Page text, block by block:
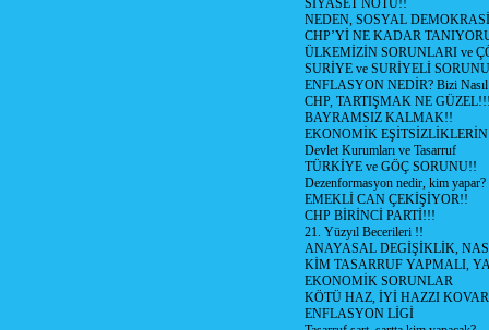
SİYASET NOTU!!
NEDEN, SOSYAL
CHP’Yİ NE KADAR
ÜLKEMİZİN SORUNLARI ve
SURİYE ve SURİYELİ
ENFLASYON NEDİR? Bizi
CHP, TARTIŞMAK NE
BAYRAMSIZ KALMAK!!
EKONOMİK
Devlet Kurumları ve Tasarruf
TÜRKİYE ve GÖÇ SORUNU!!
Dezenformasyon nedir, kim yapar?
EMEKLİ CAN ÇEKİŞİYOR!!
CHP BİRİNCİ PARTİ!!!
21. Yüzyıl Becerileri !!
ANAYASAL DEGİŞİKLİK,
KİM TASARRUF YAPMALI,
EKONOMİK SORUNLAR
KÖTÜ HAZ, İYİ HAZZI
ENFLASYON LİGİ